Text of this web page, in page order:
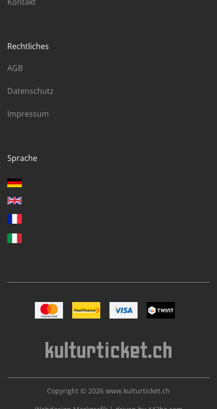
Rechtliches
AGB
Datenschutz
Impressum
Sprache
Bild MastercardBild Postfinance
Bild VISA Bild TWINT
Copyright © 2026 www.kulturticket.ch